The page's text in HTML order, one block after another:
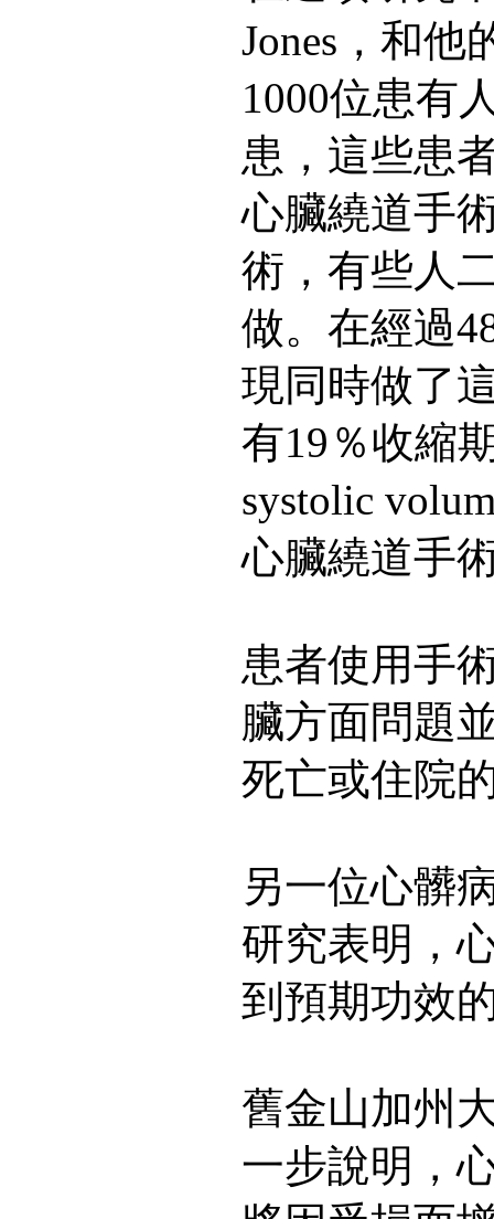
Jones，和他
1000位患有
患，這些患
心臟繞道手
術，有些人
做。在經過
現同時做了
有19％收縮
systolic
心臟繞道手
患者使用手
臟方面問題
死亡或住院
另一位心髒
研究表明，
到預期功效
舊金山加州
一步說明，